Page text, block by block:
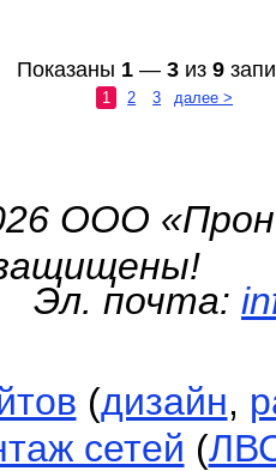
Показаны 1— 3из 9
1 2 3 далее >
ООО
Эл. почта:
(дизайн,
сетей (